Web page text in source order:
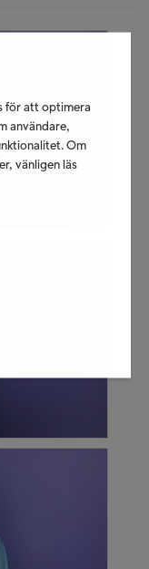
för att optimera
användare,
Om
vänligen läs